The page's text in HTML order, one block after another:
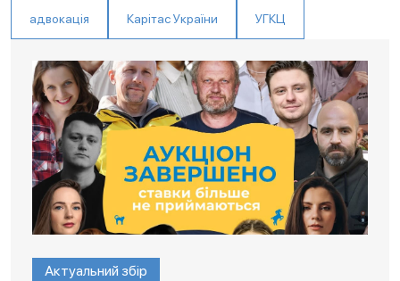
адвокація Карітас України УГКЦ
Актуальний збір